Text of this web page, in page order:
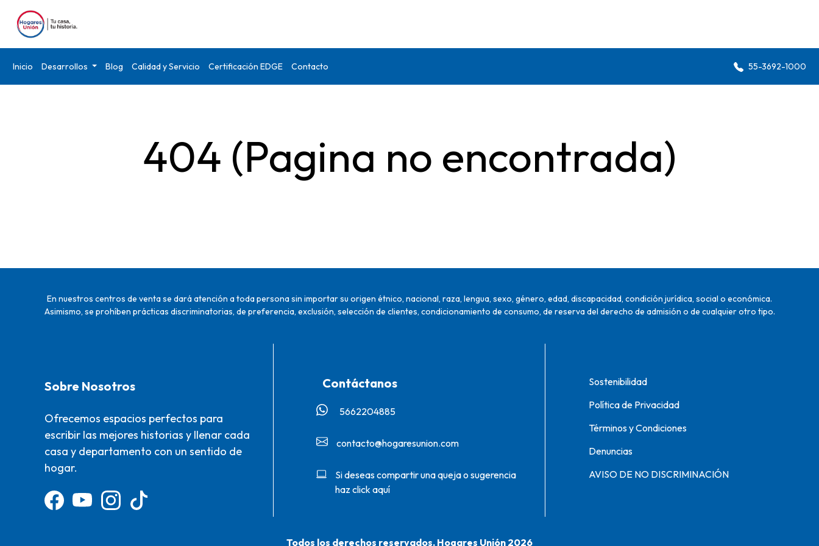
Inicio Desarrollos Blog Calidad y Servicio Certificación EDGE Contacto 55-3692-1000
404 (Pagina no encontrada)
En nuestros centros de venta se dará atención a toda persona sin importar su origen étnico, nacional, raza, lengua, sexo, género, edad, discapacidad, condición jurídica, social o económica.
Asimismo, se prohíben prácticas discriminatorias, de preferencia, exclusión, selección de clientes, condicionamiento de consumo, de reserva del derecho de admisión o de cualquier otro tipo.
Sobre Nosotros
Ofrecemos espacios perfectos para
escribir las mejores historias y llenar cada
casa y departamento con un sentido de
hogar.
Contáctanos
5662204885‬
contacto@hogaresunion.com
Si deseas compartir una queja o sugerencia
haz click aquí
Sostenibilidad
Política de Privacidad
Términos y Condiciones
Denuncias
AVISO DE NO DISCRIMINACIÓN
Todos los derechos reservados. Hogares Unión 2026